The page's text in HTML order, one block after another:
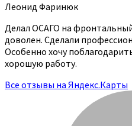
Леонид Фаринюк
Делал ОСАГО на фронтальный
доволен. Сделали
Особенно хочу
хорошую работу.
Все отзывы на Яндекс.Карты